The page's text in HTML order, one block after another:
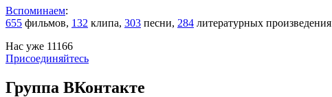
Вспоминаем:
655 фильмов, 132 клипа, 303 песни, 284 литературных произведения
Нас уже 11166
Присоединяйтесь
Группа ВКонтакте